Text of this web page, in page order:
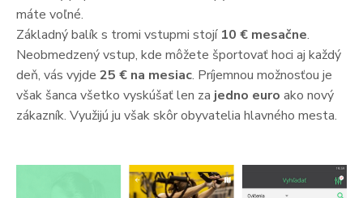
máte voľné.
Základný balík s tromi vstupmi stojí 10 € mesačne.
Neobmedzený vstup, kde môžete športovať hoci aj každý
deň, vás vyjde 25 € na mesiac. Príjemnou možnosťou je
však šanca všetko vyskúšať len za jedno euro ako nový
zákazník. Využijú ju však skôr obyvatelia hlavného mesta.